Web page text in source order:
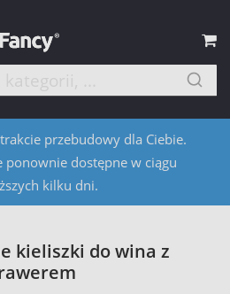
przebudowy dla Ciebie.
ponownie dostępne w ciągu
kilku dni.
kieliszki do wina z